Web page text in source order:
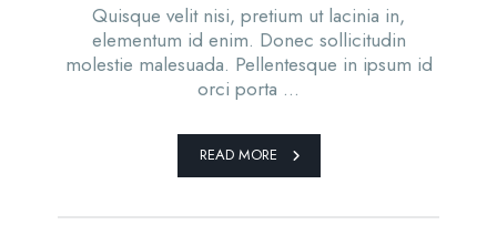
Quisque velit nisi, pretium ut lacinia in,
elementum id enim. Donec sollicitudin
molestie malesuada. Pellentesque in ipsum id
orci porta ...
READ MORE